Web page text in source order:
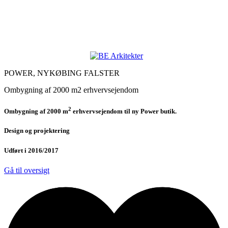
POWER, NYKØBING FALSTER
Ombygning af 2000 m2 erhvervsejendom
Ombygning af 2000 m2 erhvervsejendom til ny Power butik.
Design og projektering
Udført i 2016/2017
Gå til oversigt